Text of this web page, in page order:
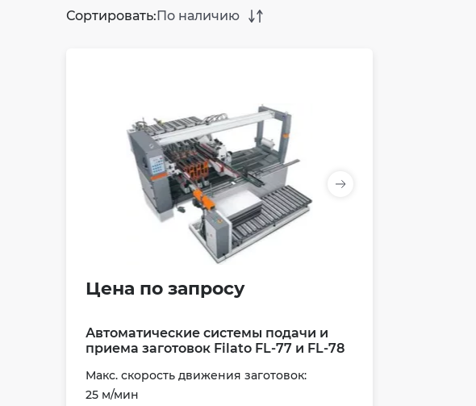
Сортировать:По наличию
Цена по запросу
Автоматические системы подачи и
приема заготовок Filato FL-77 и FL-78
Макс. скорость движения заготовок:
25 м/мин